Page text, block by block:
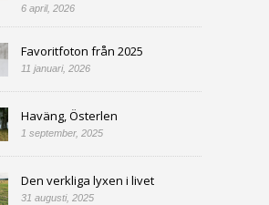
6 april, 2026
Favoritfoton från 2025
11 januari, 2026
Haväng, Österlen
1 september, 2025
Den verkliga lyxen i livet
31 augusti, 2025